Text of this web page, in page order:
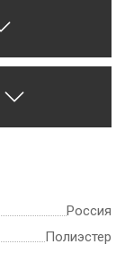
Россия
Полиэстер